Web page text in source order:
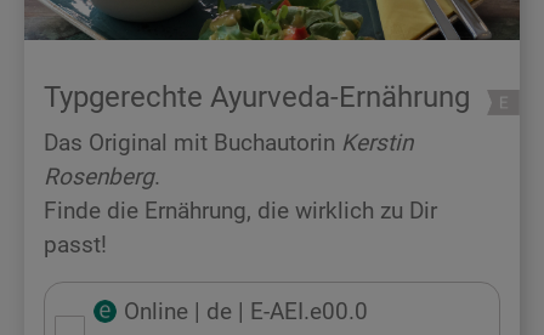
Typgerechte Ayurveda-Ernährung
Das Original mit Buchautorin Kerstin
Rosenberg.
Finde die Ernährung, die wirklich zu Dir
passt!
Online | de | E-AEI.e00.0